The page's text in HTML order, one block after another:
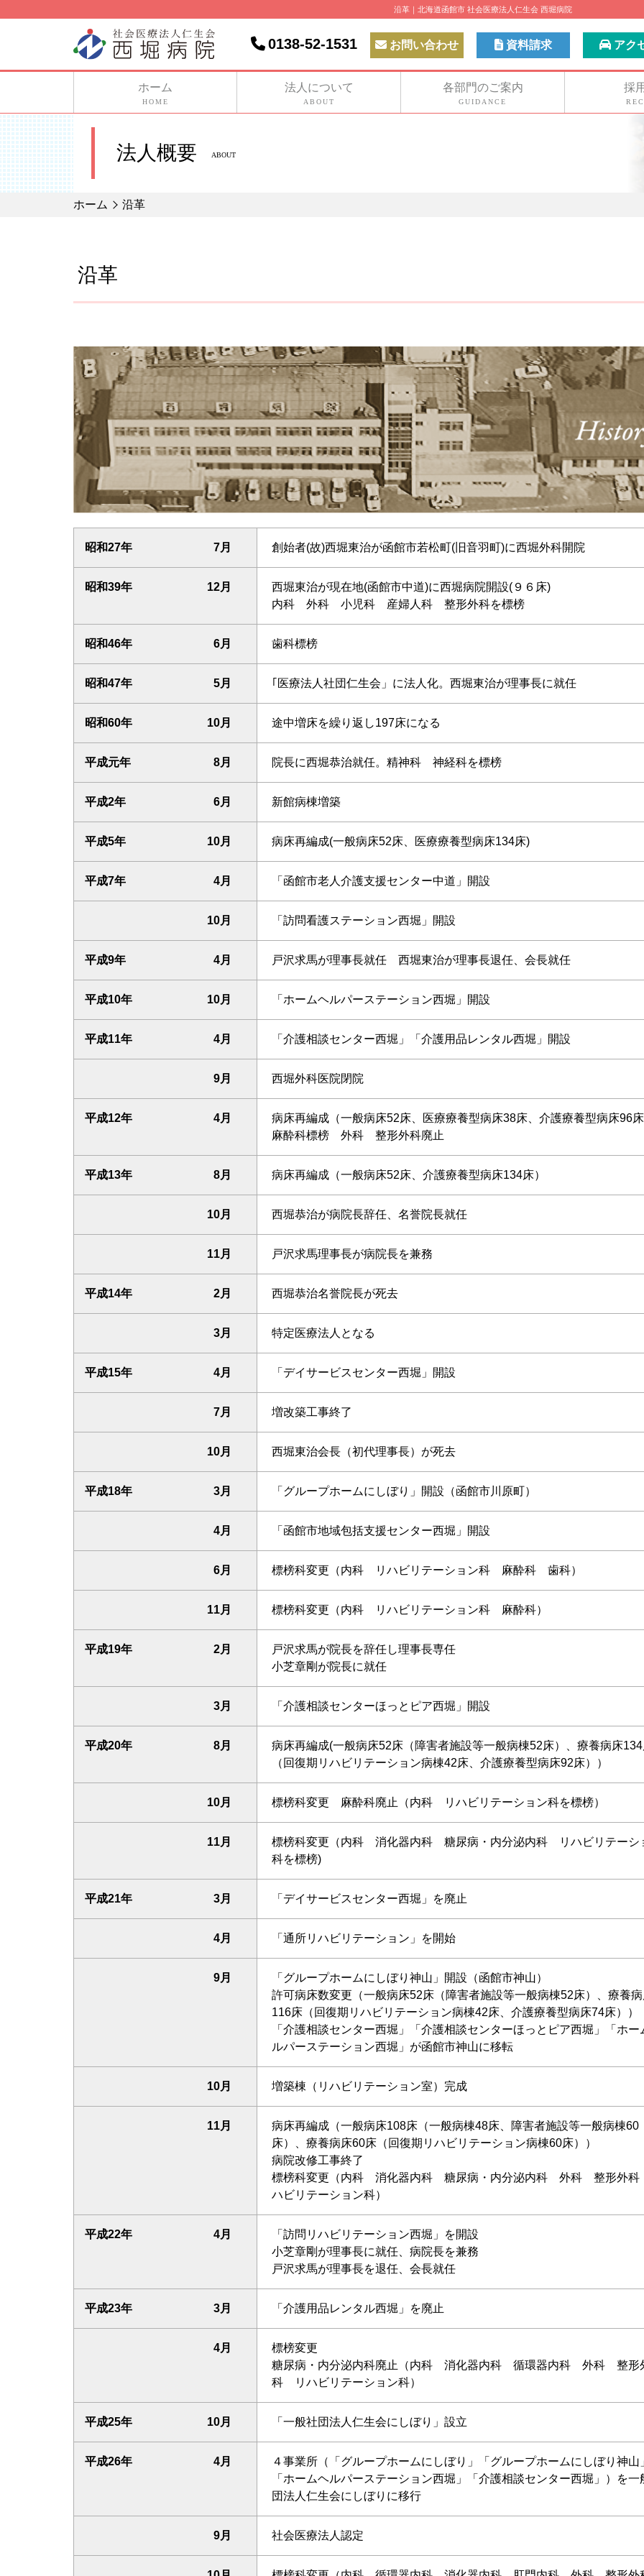
沿革｜北海道函館市 社会医療法人仁生会 西堀病院
0138-52-1531 お問い合わせ 資料請求 アク
ホーム
HOME
法人について
ABOUT
各部門のご案内
GUIDANCE
採
法人概要 ABOUT
ホーム 沿革
沿革
昭和27年 7月 創始者(故)西堀東治が函館市若松町(旧音羽町)に西堀外科開院
昭和39年 12月
西堀東治が現在地(函館市中道)に西堀病院開設(９６床)
内科 外科 小児科 産婦人科 整形外科を標榜
昭和46年 6月 歯科標榜
昭和47年 5月 ｢医療法人社団仁生会」に法人化。西堀東治が理事長に就任
昭和60年 10月 途中増床を繰り返し197床になる
平成元年 8月 院長に西堀恭治就任。精神科 神経科を標榜
平成2年 6月 新館病棟増築
平成5年 10月 病床再編成(一般病床52床、医療療養型病床134床)
平成7年 4月 「函館市老人介護支援センター中道」開設
10月 「訪問看護ステーション西堀」開設
平成9年 4月 戸沢求馬が理事長就任 西堀東治が理事長退任、会長就任
平成10年 10月 「ホームヘルパーステーション西堀」開設
平成11年 4月 「介護相談センター西堀」「介護用品レンタル西堀」開設
9月 西堀外科医院閉院
平成12年 4月
病床再編成（一般病床52床、医療療養型病床38床、介護療養型病床96
麻酔科標榜 外科 整形外科廃止
平成13年 8月 病床再編成（一般病床52床、介護療養型病床134床）
10月 西堀恭治が病院長辞任、名誉院長就任
11月 戸沢求馬理事長が病院長を兼務
平成14年 2月 西堀恭治名誉院長が死去
3月 特定医療法人となる
平成15年 4月 「デイサービスセンター西堀」開設
7月 増改築工事終了
10月 西堀東治会長（初代理事長）が死去
平成18年 3月 「グループホームにしぼり」開設（函館市川原町）
4月 「函館市地域包括支援センター西堀」開設
6月 標榜科変更（内科 リハビリテーション科 麻酔科 歯科）
11月 標榜科変更（内科 リハビリテーション科 麻酔科）
平成19年 2月
戸沢求馬が院長を辞任し理事長専任
小芝章剛が院長に就任
3月 「介護相談センターほっとピア西堀」開設
平成20年 8月
病床再編成(一般病床52床（障害者施設等一般病棟52床）、療養病床
（回復期リハビリテーション病棟42床、介護療養型病床92床））
10月 標榜科変更 麻酔科廃止（内科 リハビリテーション科を標榜）
11月
標榜科変更（内科 消化器内科 糖尿病・内分泌内科 リハビリテーシ
科を標榜)
平成21年 3月 「デイサービスセンター西堀」を廃止
4月 「通所リハビリテーション」を開始
9月
「グループホームにしぼり神山」開設（函館市神山）
許可病床数変更（一般病床52床（障害者施設等一般病棟52床）、療養
116床（回復期リハビリテーション病棟42床、介護療養型病床74床））
「介護相談センター西堀」「介護相談センターほっとピア西堀」「ホー
ルパーステーション西堀」が函館市神山に移転
10月 増築棟（リハビリテーション室）完成
11月
病床再編成（一般病床108床（一般病棟48床、障害者施設等一般病棟60
床）、療養病床60床（回復期リハビリテーション病棟60床））
病院改修工事終了
標榜科変更（内科 消化器内科 糖尿病・内分泌内科 外科 整形外
ハビリテーション科）
平成22年 4月
「訪問リハビリテーション西堀」を開設
小芝章剛が理事長に就任、病院長を兼務
戸沢求馬が理事長を退任、会長就任
平成23年 3月 「介護用品レンタル西堀」を廃止
4月
標榜変更
糖尿病・内分泌内科廃止（内科 消化器内科 循環器内科 外科 整形
科 リハビリテーション科）
平成25年 10月 「一般社団法人仁生会にしぼり」設立
平成26年 4月
４事業所（「グループホームにしぼり」「グループホームにしぼり神山
「ホームヘルパーステーション西堀」「介護相談センター西堀」）を一
団法人仁生会にしぼりに移行
9月 社会医療法人認定